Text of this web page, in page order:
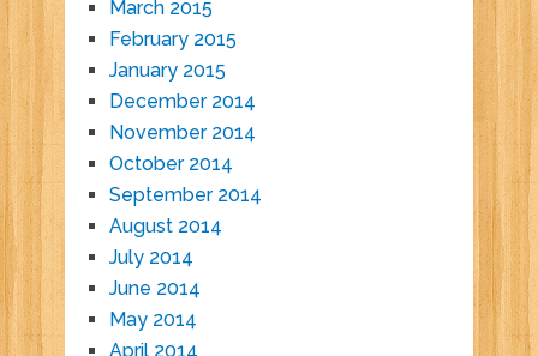
March 2015
February 2015
January 2015
December 2014
November 2014
October 2014
September 2014
August 2014
July 2014
June 2014
May 2014
April 2014